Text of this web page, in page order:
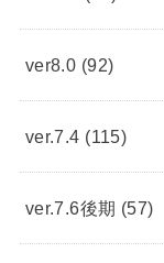
ver8.0 (92)
ver.7.4 (115)
ver.7.6後期 (57)